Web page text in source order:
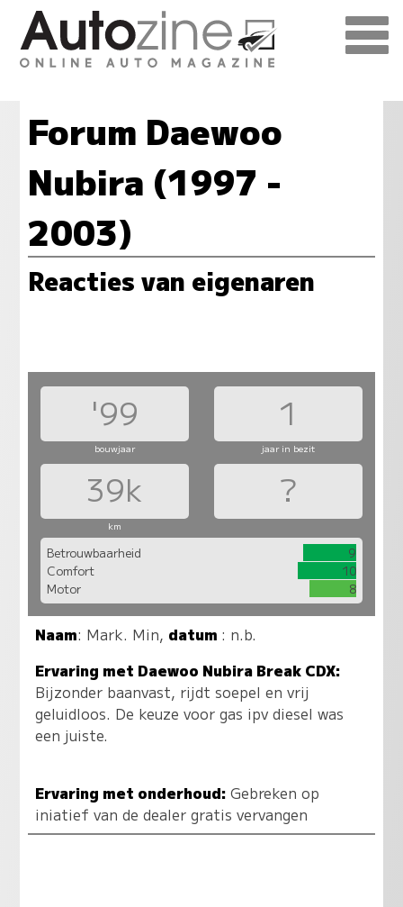
Forum Daewoo
Nubira (1997 -
2003)
Reacties van eigenaren
'99 1
bouwjaar jaar in bezit
39k ?
km
Betrouwbaarheid
9
Comfort
10
Motor
8
Naam: Mark. Min, datum : n.b.
Ervaring met Daewoo Nubira Break CDX:
Bijzonder baanvast, rijdt soepel en vrij
geluidloos. De keuze voor gas ipv diesel was
een juiste.
Ervaring met onderhoud: Gebreken op
iniatief van de dealer gratis vervangen